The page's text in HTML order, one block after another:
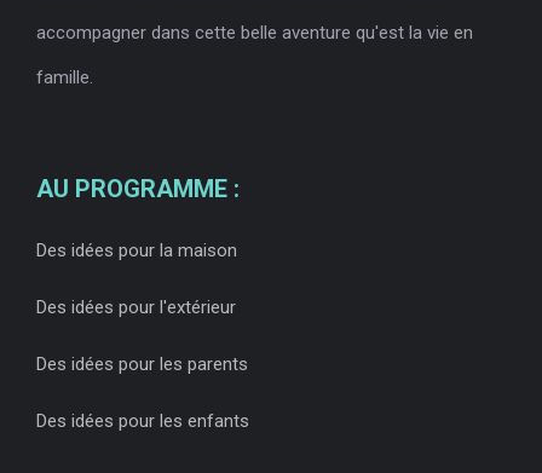
accompagner dans cette belle aventure qu'est la vie en
famille.
AU PROGRAMME :
Des idées pour la maison
Des idées pour l'extérieur
Des idées pour les parents
Des idées pour les enfants